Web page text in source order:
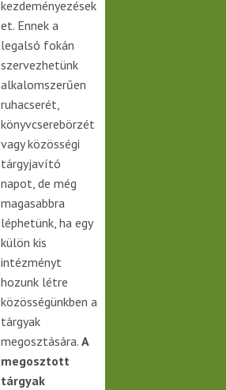
kezdeményezések
et. Ennek a
legalsó fokán
szervezhetünk
alkalomszerűen
ruhacserét,
könyvcserebörzét
vagy közösségi
tárgyjavító
napot, de még
magasabbra
léphetünk, ha egy
külön kis
intézményt
hozunk létre
közösségünkben a
tárgyak
megosztására. A
megosztott
tárgyak